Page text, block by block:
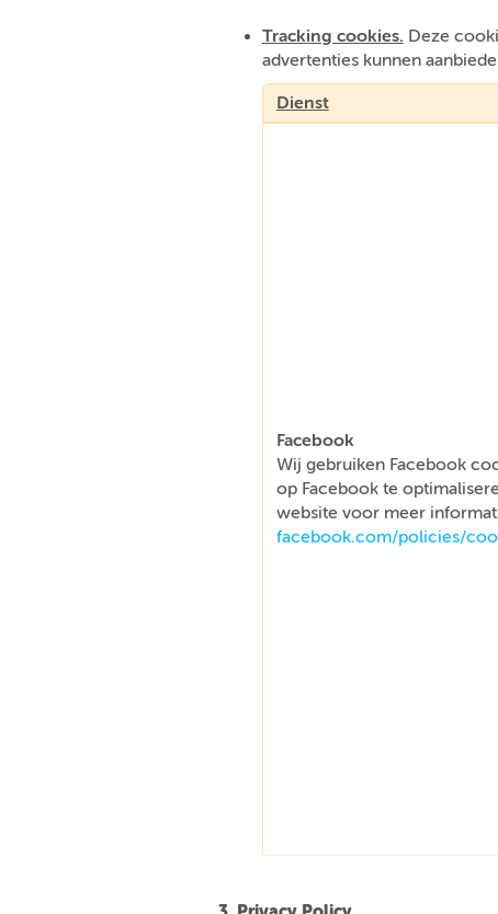
Tracking cookies. Deze
advertenties kunnen
Dienst
Facebook
Wij gebruiken Facebook
op Facebook te
website voor meer
facebook.com/policies/